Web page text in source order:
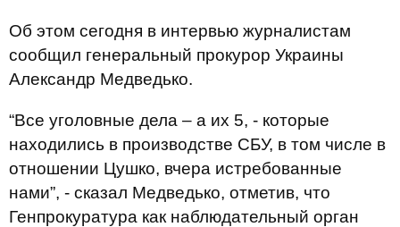
Об этом сегодня в интервью журналистам
сообщил генеральный прокурор Украины
Александр Медведько.
“Все уголовные дела – а их 5, - которые
находились в производстве СБУ, в том числе в
отношении Цушко, вчера истребованные
нами”, - сказал Медведько, отметив, что
Генпрокуратура как наблюдательный орган